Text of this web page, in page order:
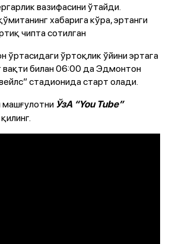
вазифасини ўтайди.
хабарига кўра, эртанги
чипта сотилган
ўртасидаги ўртоқлик ўйини эртага
вақти билан 06:00 да Эдмонтон
стадионида старт олади.
машғулотни ЎзА “You Tube”